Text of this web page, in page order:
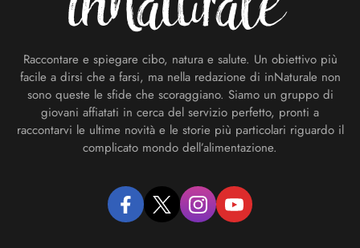
Raccontare e spiegare cibo, natura e salute. Un obiettivo più
facile a dirsi che a farsi, ma nella redazione di inNaturale non
sono queste le sfide che scoraggiano. Siamo un gruppo di
giovani affiatati in cerca del servizio perfetto, pronti a
raccontarvi le ultime novità e le storie più particolari riguardo il
complicato mondo dell’alimentazione.
facebooktwitter instagramyoutube